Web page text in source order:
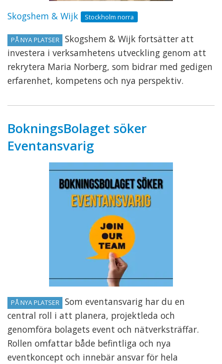
Skogshem & Wijk Stockholm norra
PÅ NYA PLATSER
Skogshem & Wijk fortsätter att
investera i verksamhetens utveckling genom att
rekrytera Maria Norberg, som bidrar med gedigen
erfarenhet, kompetens och nya perspektiv.
BokningsBolaget söker
Eventansvarig
PÅ NYA PLATSER
Som eventansvarig har du en
central roll i att planera, projektleda och
genomföra bolagets event och nätverksträffar.
Rollen omfattar både befintliga och nya
eventkoncept och innebär ansvar för hela